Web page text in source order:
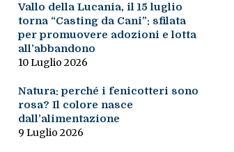
Vallo della Lucania, il 15 luglio
torna “Casting da Cani”: sfilata
per promuovere adozioni e lotta
all’abbandono
10 Luglio 2026
Natura: perché i fenicotteri sono
rosa? Il colore nasce
dall’alimentazione
9 Luglio 2026